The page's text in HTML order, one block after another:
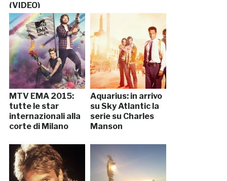
(VIDEO)
MTV EMA 2015:
tutte le star
internazionali alla
corte di Milano
Aquarius: in arrivo
su Sky Atlantic la
serie su Charles
Manson